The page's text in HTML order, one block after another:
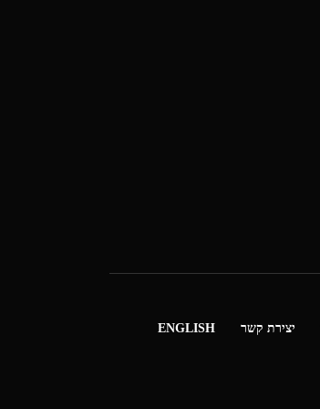
יצירת קשר ENGLISH